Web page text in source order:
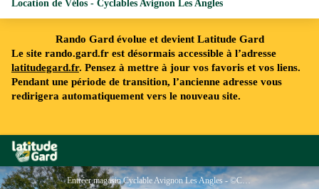
Rando Gard évolue et devient Latitude Gard
Le site rando.gard.fr est désormais accessible à l’adresse
latitudegard.fr. Pensez à mettre à jour vos favoris et vos liens.
Pendant une période de transition, l’ancienne adresse vous
redirigera automatiquement vers le nouveau site.
Rando Gard
Location de Vélos - Cyclables Avignon Les Angles
Entréer magasin Cyclable Avignon Les Angles - ©Cyclable Avignon - Les Angles